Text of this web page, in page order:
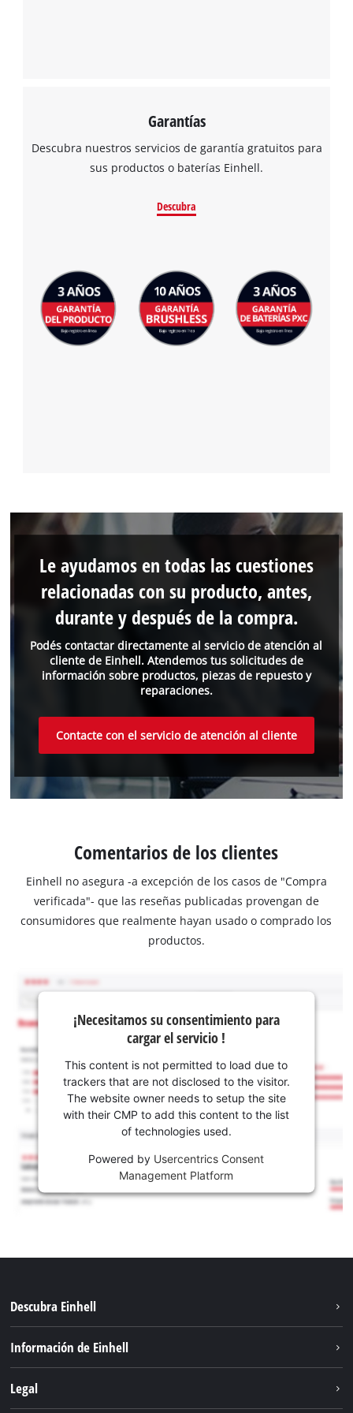
Garantías
Descubra nuestros servicios de garantía gratuitos para
sus productos o baterías Einhell.
Descubra
Podés contactar directamente al servicio de atención al
cliente de Einhell. Atendemos tus solicitudes de
información sobre productos, piezas de repuesto y
reparaciones.
Le ayudamos en todas las cuestiones
relacionadas con su producto, antes,
durante y después de la compra.
Contacte con el servicio de atención al cliente
Comentarios de los clientes
Einhell no asegura -a excepción de los casos de "Compra
verificada"- que las reseñas publicadas provengan de
consumidores que realmente hayan usado o comprado los
productos.
¡Necesitamos su consentimiento para
cargar el servicio !
This content is not permitted to load due to
trackers that are not disclosed to the visitor.
The website owner needs to setup the site
with their CMP to add this content to the list
of technologies used.
Powered by Usercentrics Consent
Management Platform
Descubra Einhell
Servicio
Información de Einhell
Legal